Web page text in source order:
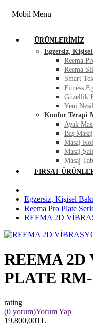
Mobil Menu
ÜRÜNLERIMIZ
Egzersiz,
Reema
Reema
Smart
Fitness
Güzellik
Yeni
Konfor Terapi
Ayak
Baş
Masaj
Masaj
Masaj
FIRSAT
Egzersiz, Kişisel
Reema Pro Plate
REEMA 2D
REEMA 2D
PLATE
rating
(0 yorum)Yorum Yap
19.800,00TL